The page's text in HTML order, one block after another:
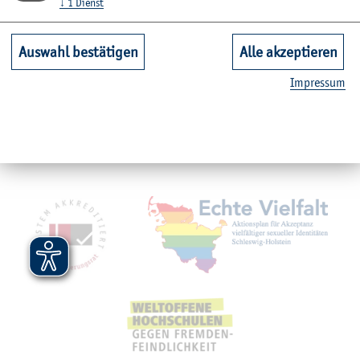
Unsere Fachbereiche
Mit­glied­schaf­ten,
Auswahl bestätigen Alle akzeptieren
Im­pres­sum